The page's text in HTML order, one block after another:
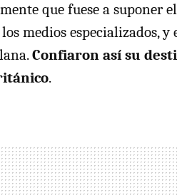
que fuese a suponer
medios especializados,
Confiaron así su
.